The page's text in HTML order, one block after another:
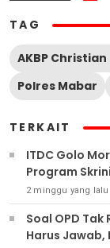
TAG
Polres Mabar
TERKAIT
ITDC Golo
Program
2 minggu yang lalu
Soal OPD Tak
Harus